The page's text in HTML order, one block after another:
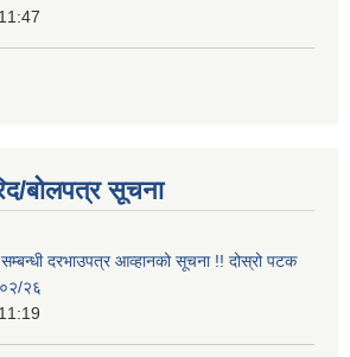
बोलपत्र सूचना
दरभाउपत्र आव्हानको सूचना !! दोस्रो पटक
२६